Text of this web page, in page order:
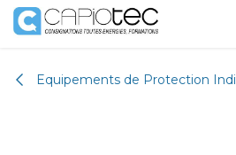
Se rendre au contenu
Equipements de Protection